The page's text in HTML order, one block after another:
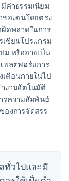
ค่าธรรมเนียม
ของตนโดยตรง
ผิดพลาดในการ
เขียนโปรแกรม
ม หรืออาจเป็น
พลตฟอร์มการ
เตือนภายในไป
งานอัตโนมัติ
รความสัมพันธ์
องการจัดสรร
ทั่วไปและมี